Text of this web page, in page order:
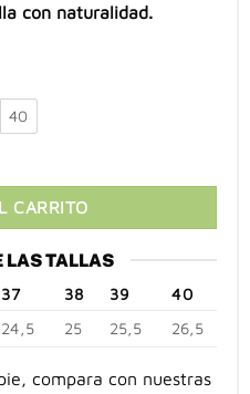
con naturalidad.
40
Doble Correa cantidad
CARRITO
LAS TALLAS
37 38 39
40
24,5 25 25,5 26,5
compara con nuestras